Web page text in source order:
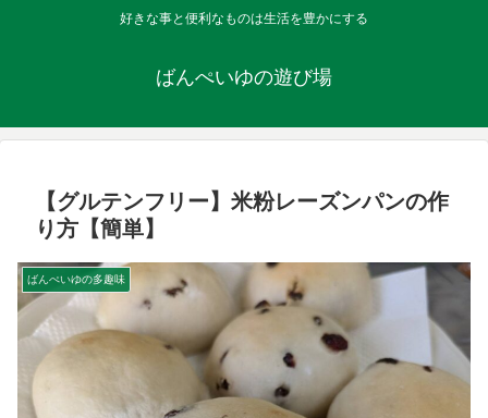
好きな事と便利なものは生活を豊かにする
ばんぺいゆの遊び場
【グルテンフリー】米粉レーズンパンの作
り方【簡単】
ばんぺいゆの多趣味